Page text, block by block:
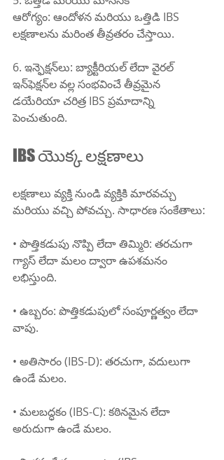
ఆరోగ్యం: ఆందోళన మరియు ఒత్తిడి IBS
లక్షణాలను మరింత తీవ్రతరం చేస్తాయి.
6. ఇన్ఫెక్షన్‌లు: బ్యాక్టీరియల్ లేదా వైరల్
ఇన్‌ఫెక్షన్‌ల వల్ల సంభవించే తీవ్రమైన
డయేరియా చరిత్ర IBS ప్రమాదాన్ని
పెంచుతుంది.
IBS యొక్క లక్షణాలు
లక్షణాలు వ్యక్తి నుండి వ్యక్తికి మారవచ్చు
మరియు వచ్చి పోవచ్చు. సాధారణ సంకేతాలు:
• పొత్తికడుపు నొప్పి లేదా తిమ్మిరి: తరచుగా
గ్యాస్ లేదా మలం ద్వారా ఉపశమనం
లభిస్తుంది.
• ఉబ్బరం: పొత్తికడుపులో సంపూర్ణత్వం లేదా
వాపు.
• అతిసారం (IBS-D): తరచుగా, వదులుగా
ఉండే మలం.
• మలబద్ధకం (IBS-C): కఠినమైన లేదా
అరుదుగా ఉండే మలం.